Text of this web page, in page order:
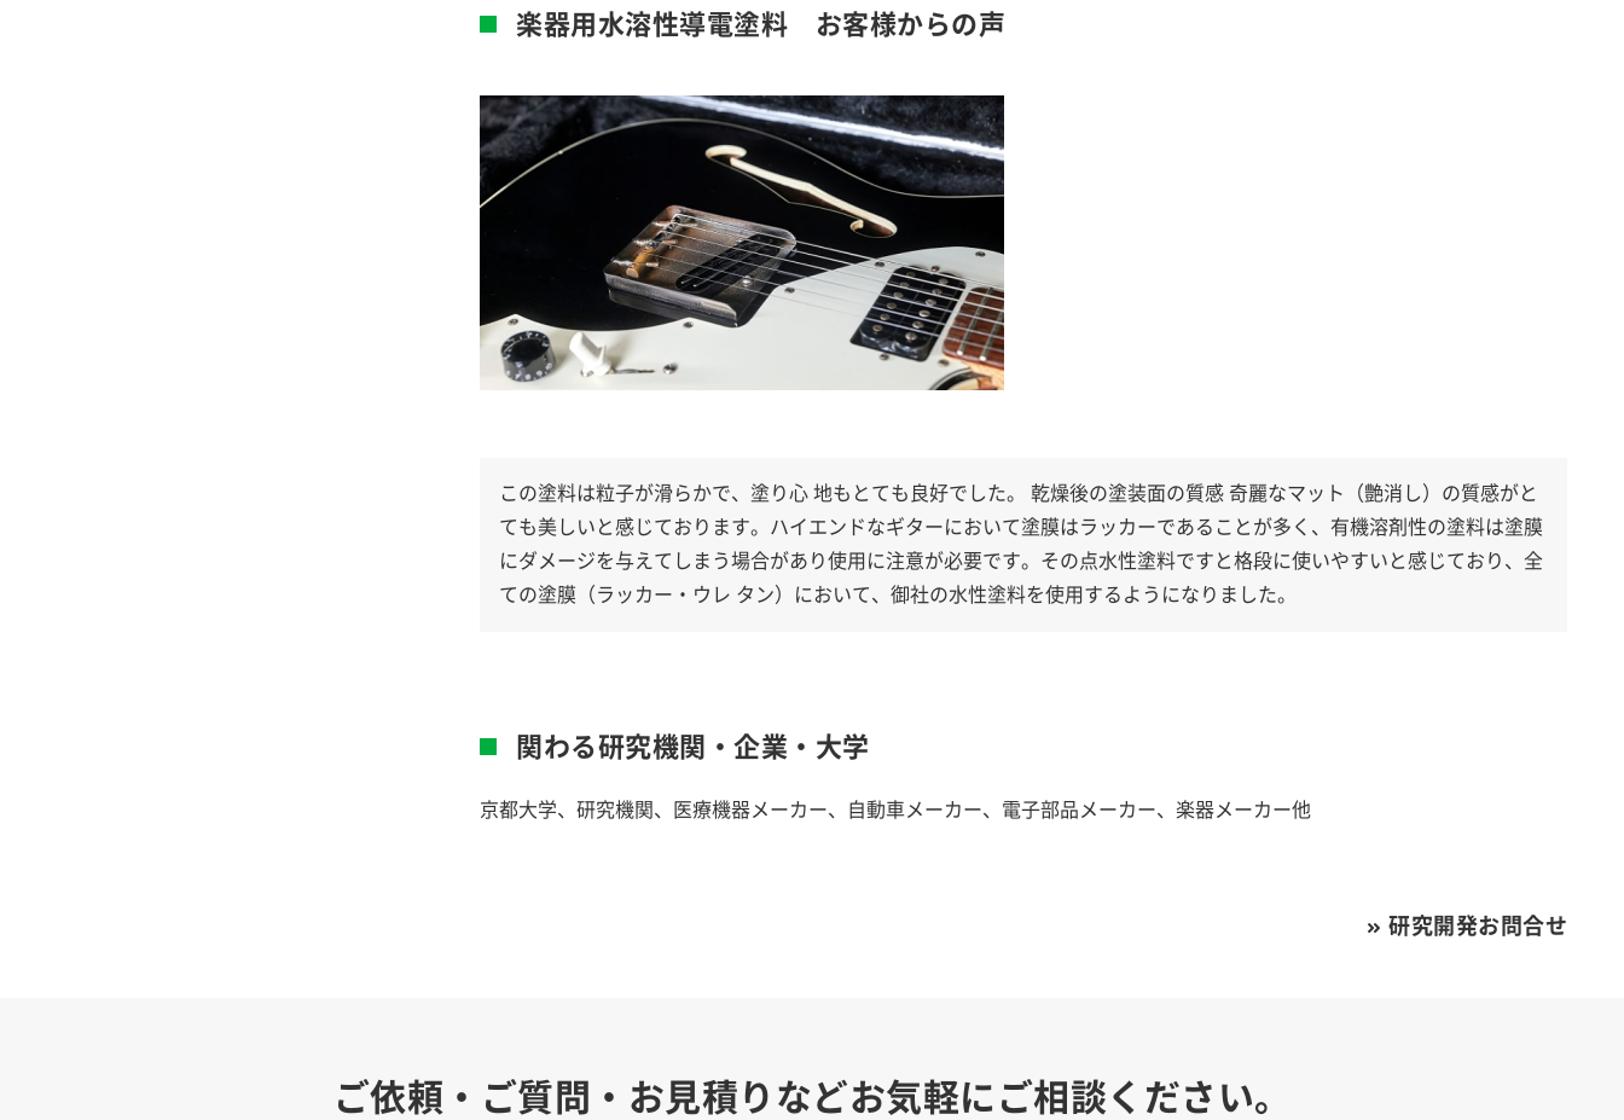
楽器用水溶性導電塗料 お客様からの声
この塗料は粒子が滑らかで、塗り心 地もとても良好でした。 乾燥後の塗装面の質感 奇麗なマット（艶消し）の質感がと
ても美しいと感じております。ハイエンドなギターにおいて塗膜はラッカーであることが多く、有機溶剤性の塗料は塗膜
にダメージを与えてしまう場合があり使用に注意が必要です。その点水性塗料ですと格段に使いやすいと感じており、全
ての塗膜（ラッカー・ウレ タン）において、御社の水性塗料を使用するようになりました。
関わる研究機関・企業・大学
京都大学、研究機関、医療機器メーカー、自動車メーカー、電子部品メーカー、楽器メーカー他
研究開発お問合せ
ご依頼・ご質問・お見積りなどお気軽にご相談ください。